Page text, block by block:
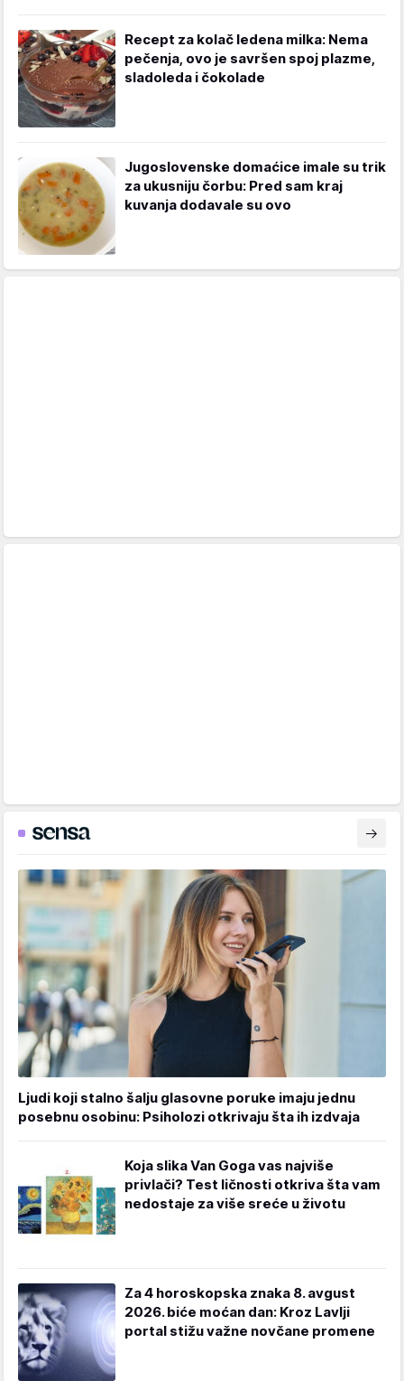
Recept za kolač ledena milka: Nema
pečenja, ovo je savršen spoj plazme,
sladoleda i čokolade
Jugoslovenske domaćice imale su trik
za ukusniju čorbu: Pred sam kraj
kuvanja dodavale su ovo
Ljudi koji stalno šalju glasovne poruke imaju jednu
posebnu osobinu: Psiholozi otkrivaju šta ih izdvaja
Koja slika Van Goga vas najviše
privlači? Test ličnosti otkriva šta vam
nedostaje za više sreće u životu
Za 4 horoskopska znaka 8. avgust
2026. biće moćan dan: Kroz Lavlji
portal stižu važne novčane promene